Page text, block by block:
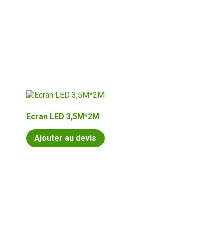
Ecran LED 3,5M*2M
Ajouter au devis